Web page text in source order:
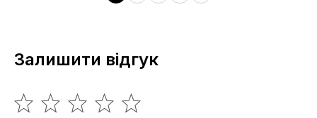
Залишити відгук